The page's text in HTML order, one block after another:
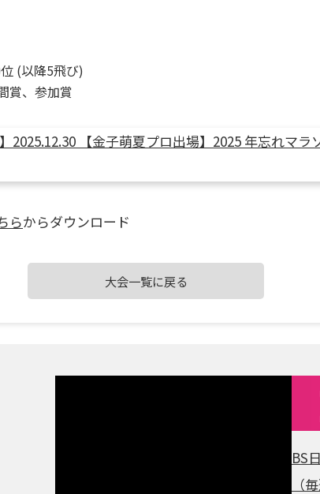
(以降5飛び)
賞、参加賞
らからダウンロード
大会一覧に戻る
BS
（